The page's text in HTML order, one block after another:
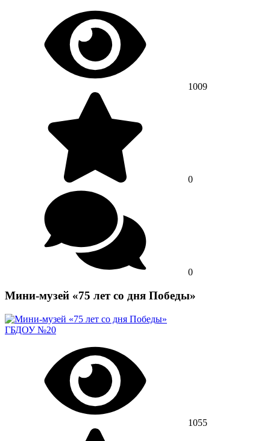
1009
0
0
Мини-музей «75 лет со дня Победы»
ГБДОУ №20
1055